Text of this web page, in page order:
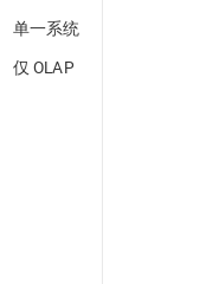
单一系统
仅 OLAP